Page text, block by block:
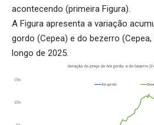
acontecendo (primeira Figura).
A Figura apresenta a variação
gordo (Cepea) e do bezerro
longo de 2025.